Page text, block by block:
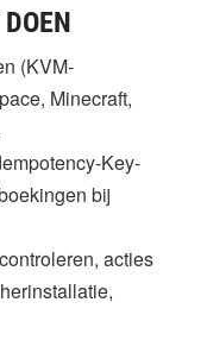
(KVM-
Minecraft,
Key-
bij
acties